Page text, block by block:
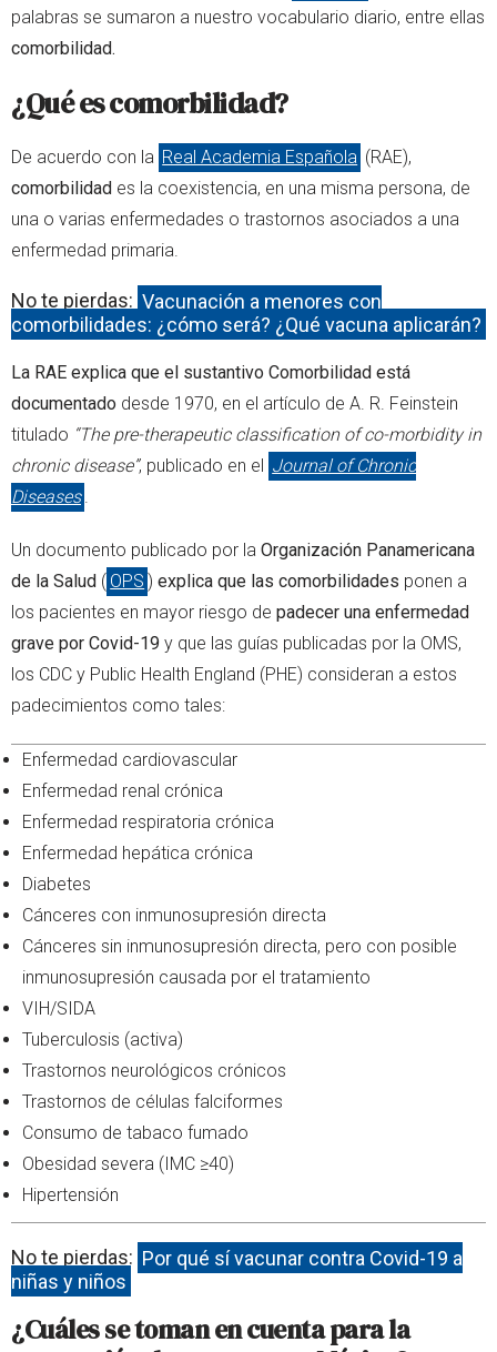
palabras se sumaron a nuestro vocabulario diario, entre ellas
comorbilidad.
¿Qué es comorbilidad?
De acuerdo con la Real Academia Española (RAE),
comorbilidad es la coexistencia, en una misma persona, de
una o varias enfermedades o trastornos asociados a una
enfermedad primaria.
No te pierdas: Vacunación a menores con
comorbilidades: ¿cómo será? ¿Qué vacuna aplicarán?
La RAE explica que el sustantivo Comorbilidad está
documentado desde 1970, en el artículo de A. R. Feinstein
titulado “The pre-therapeutic classification of co-morbidity in
chronic disease”, publicado en el
Journal of Chronic
Diseases .
Un documento publicado por la Organización Panamericana
de la Salud ( OPS ) explica que las comorbilidades ponen a
los pacientes en mayor riesgo de padecer una enfermedad
grave por Covid-19 y que las guías publicadas por la OMS,
los CDC y Public Health England (PHE) consideran a estos
padecimientos como tales:
Enfermedad cardiovascular
Enfermedad renal crónica
Enfermedad respiratoria crónica
Enfermedad hepática crónica
Diabetes
Cánceres con inmunosupresión directa
Cánceres sin inmunosupresión directa, pero con posible
inmunosupresión causada por el tratamiento
VIH/SIDA
Tuberculosis (activa)
Trastornos neurológicos crónicos
Trastornos de células falciformes
Consumo de tabaco fumado
Obesidad severa (IMC ≥40)
Hipertensión
No te pierdas: Por qué sí vacunar contra Covid-19 a
niñas y niños
¿Cuáles se toman en cuenta para la